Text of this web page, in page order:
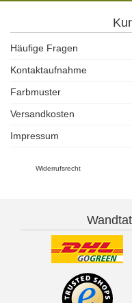
Häufige Fragen
Kontaktaufnahme
Farbmuster
Versandkosten
Impressum
Widerrufsrecht